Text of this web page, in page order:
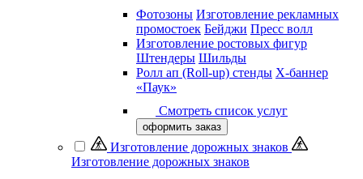
Фотозоны Изготовление рекламных
промостоек Бейджи Пресс волл
Изготовление ростовых фигур
Штендеры Шильды
Ролл ап (Roll-up) стенды Х-баннер
«Паук»
Смотреть список услуг
оформить заказ
Изготовление дорожных знаков
Изготовление дорожных знаков